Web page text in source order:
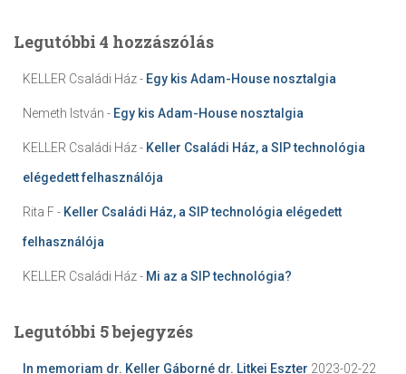
Legutóbbi 4 hozzászólás
KELLER Családi Ház- Egy kis Adam-House nosztalgia
Nemeth István - Egy kis Adam-House nosztalgia
KELLER Családi Ház- Keller Családi Ház, a SIP technológia
elégedett felhasználója
Rita F- Keller Családi Ház, a SIP technológia elégedett
felhasználója
KELLER Családi Ház- Mi az a SIP technológia?
Legutóbbi 5 bejegyzés
In memoriam dr. Keller Gáborné dr. Litkei Eszter 2023-02-22